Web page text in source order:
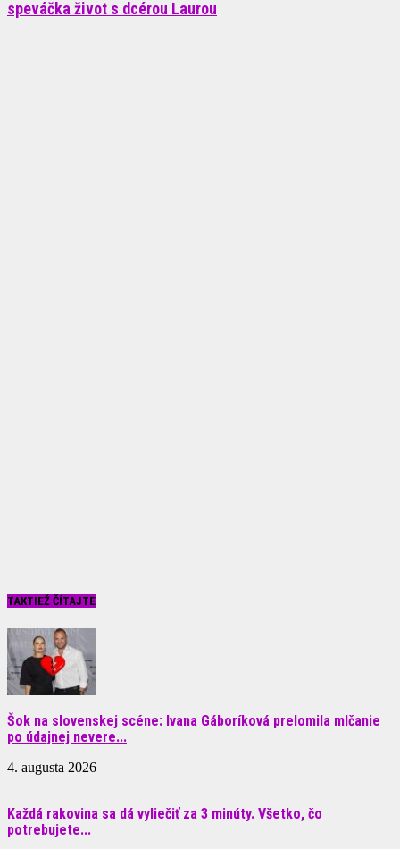
speváčka život s dcérou Laurou
TAKTIEŽ ČÍTAJTE
Šok na slovenskej scéne: Ivana Gáboríková prelomila mlčanie
po údajnej nevere...
4. augusta 2026
Každá rakovina sa dá vyliečiť za 3 minúty. Všetko, čo
potrebujete...